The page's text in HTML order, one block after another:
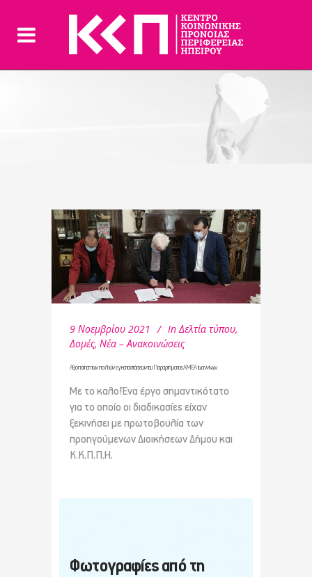
9 Νοεμβρίου 2021 In Δελτία τύπου,
Δομές, Νέα – Ανακοινώσεις
Αξιοποίηση των παλιών εγκαταστάσεων του Παραρτήματος ΑΜΕΑ Ιωαννίνων
Με το καλο!Ένα έργο σημαντικότατο
για το οποίο οι διαδικασίες είχαν
ξεκινήσει με πρωτοβουλία των
προηγούμενων Διοικήσεων Δήμου και
Κ.Κ.Π.Π.Η.
Φωτογραφίες από τη